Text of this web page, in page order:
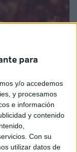
para
y/o accedemos
y procesamos
e información
y contenido
Con su
utilizar datos de